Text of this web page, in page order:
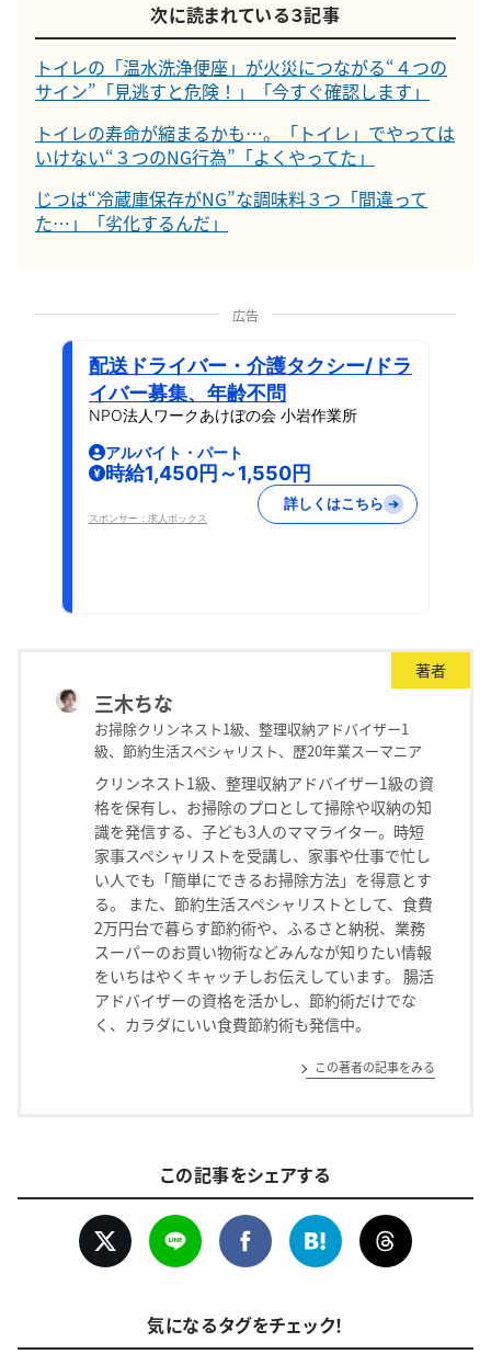
次に読まれている３記事
トイレの「温水洗浄便座」が火災につながる“４つの
サイン”「見逃すと危険！」「今すぐ確認します」
トイレの寿命が縮まるかも…。「トイレ」でやっては
いけない“３つのNG行為”「よくやってた」
じつは“冷蔵庫保存がNG”な調味料３つ「間違って
た…」「劣化するんだ」
広告
配送ドライバー・介護タクシー/ドラ
イバー募集、年齢不問
NPO法人ワークあけぼの会 小岩作業所
アルバイト・パート
時給1,450円～1,550円
スポンサー：求人ボックス
詳しくはこちら
著者
三木ちな
お掃除クリンネスト1級、整理収納アドバイザー1
級、節約生活スペシャリスト、歴20年業スーマニア
クリンネスト1級、整理収納アドバイザー1級の資
格を保有し、お掃除のプロとして掃除や収納の知
識を発信する、子ども3人のママライター。時短
家事スペシャリストを受講し、家事や仕事で忙し
い人でも「簡単にできるお掃除方法」を得意とす
る。 また、節約生活スペシャリストとして、食費
2万円台で暮らす節約術や、ふるさと納税、業務
スーパーのお買い物術などみんなが知りたい情報
をいちはやくキャッチしお伝えしています。 腸活
アドバイザーの資格を活かし、節約術だけでな
く、カラダにいい食費節約術も発信中。
この著者の記事をみる
この記事をシェアする
気になるタグをチェック！